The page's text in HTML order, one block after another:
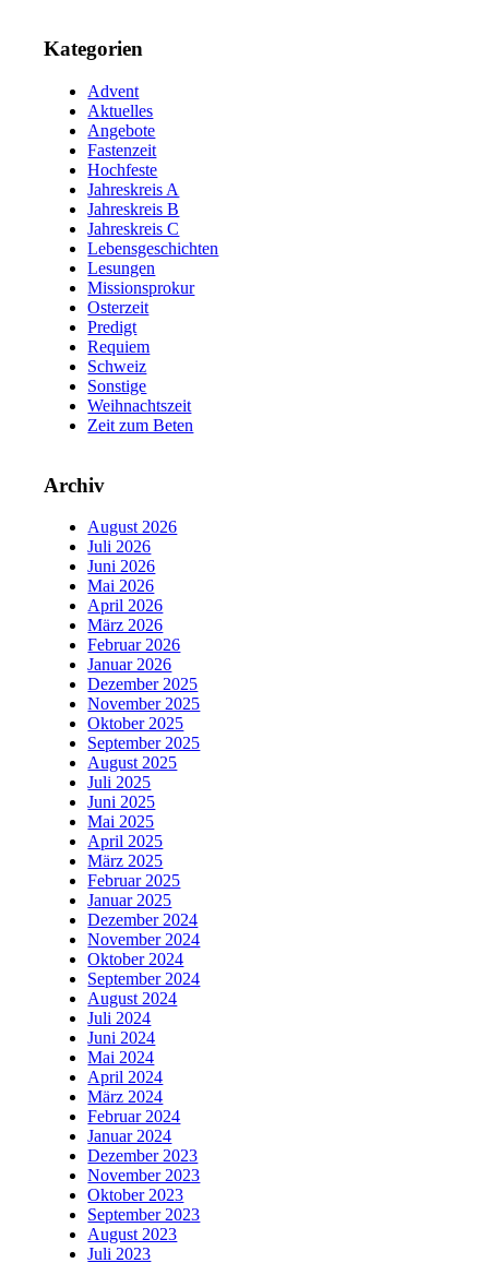
Kategorien
Advent
Aktuelles
Angebote
Fastenzeit
Hochfeste
Jahreskreis A
Jahreskreis B
Jahreskreis C
Lebensgeschichten
Lesungen
Missionsprokur
Osterzeit
Predigt
Requiem
Schweiz
Sonstige
Weihnachtszeit
Zeit zum Beten
Archiv
August 2026
Juli 2026
Juni 2026
Mai 2026
April 2026
März 2026
Februar 2026
Januar 2026
Dezember 2025
November 2025
Oktober 2025
September 2025
August 2025
Juli 2025
Juni 2025
Mai 2025
April 2025
März 2025
Februar 2025
Januar 2025
Dezember 2024
November 2024
Oktober 2024
September 2024
August 2024
Juli 2024
Juni 2024
Mai 2024
April 2024
März 2024
Februar 2024
Januar 2024
Dezember 2023
November 2023
Oktober 2023
September 2023
August 2023
Juli 2023